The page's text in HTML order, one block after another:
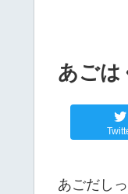
あごは
あごだし